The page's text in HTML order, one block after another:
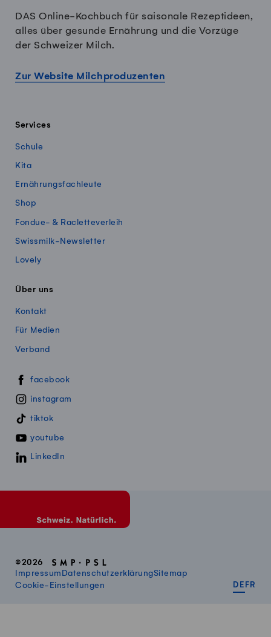
DAS Online-Kochbuch für saisonale Rezeptideen,
alles über gesunde Ernährung und die Vorzüge
der Schweizer Milch.
Zur Website Milchproduzenten
Services
Schule
Kita
Ernährungsfachleute
Shop
Fondue- & Racletteverleih
Swissmilk-Newsletter
Lovely
Über uns
Kontakt
Für Medien
Verband
Swissmillk auf Social Media
facebook
instagram
tiktok
youtube
LinkedIn
©2026
Impressum DatenschutzerklärungSitemap
Cookie-Einstellungen
DE FR